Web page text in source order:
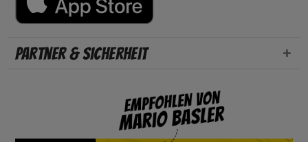
Partner & Sicherheit